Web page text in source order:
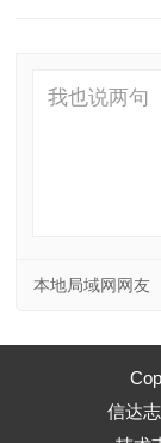
本地局域网网友
信达